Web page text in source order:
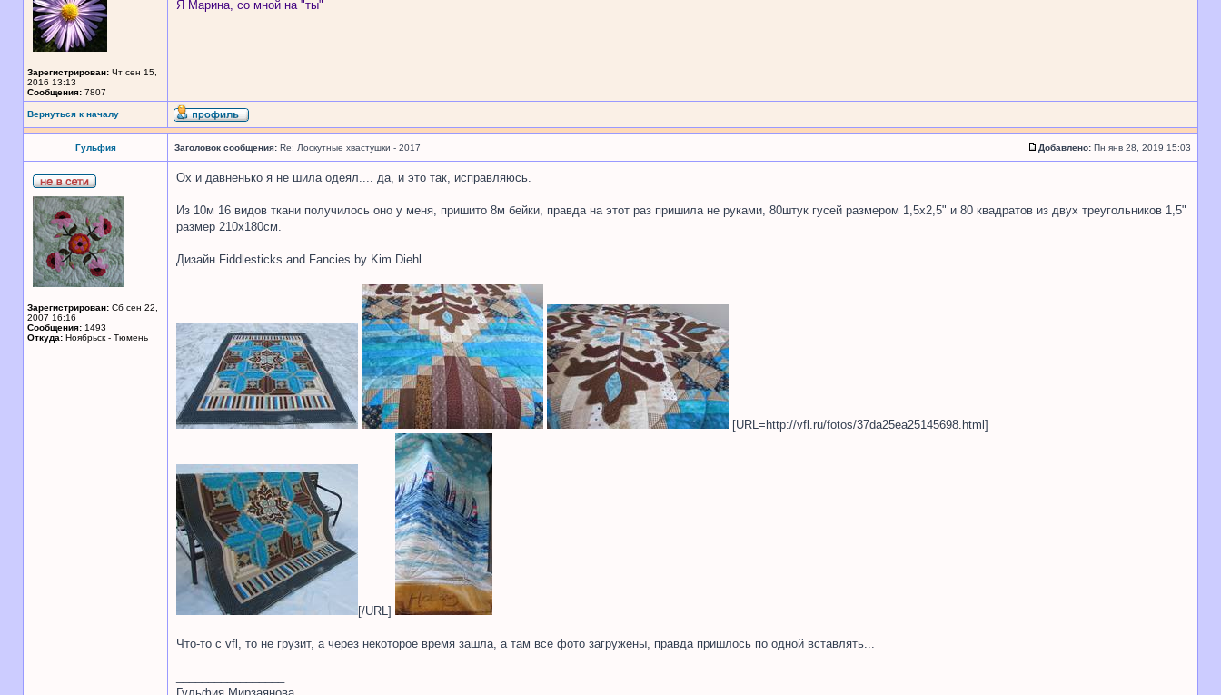
Зарегистрирован: Чт сен 15,
2016 13:13
Сообщения: 7807
Я Марина, со мной на "ты"
Вернуться к началу
Гульфия Заголовок сообщения: Re: Лоскутные хвастушки - 2017 Добавлено: Пн янв 28, 2019 15:03
Зарегистрирован: Сб сен 22,
2007 16:16
Сообщения: 1493
Откуда: Ноябрьск - Тюмень
Ох и давненько я не шила одеял.... да, и это так, исправляюсь.
Из 10м 16 видов ткани получилось оно у меня, пришито 8м бейки, правда на этот раз пришила не руками, 80штук гусей размером 1,5х2,5" и 80 квадратов из двух треугольников 1,5"
размер 210х180см.
Дизайн Fiddlesticks and Fancies by Kim Diehl
[URL=http://vfl.ru/fotos/37da25ea25145698.html]
[/URL]
Что-то с vfl, то не грузит, а через некоторое время зашла, а там все фото загружены, правда пришлось по одной вставлять...